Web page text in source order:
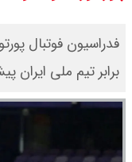
فدراسیون فوتبال
برابر تیم ملی